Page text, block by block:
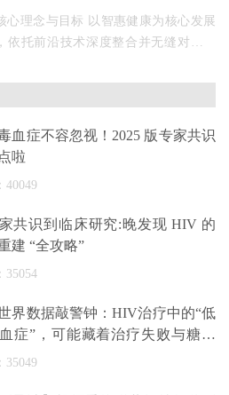
心理念与目标 以智惠健康为核心发展
依托前沿技术深度整合并无缝对接医
数字化医疗生态。核心目标聚焦医疗
效、减负
血症不容忽视！2025 版专家共识
啦
40049
共识到临床研究:晚发现 HIV 的
建 “全攻略”
35054
界数据敲警钟：HIV治疗中的“低
症”，可能藏着治疗失败与糖尿
35049